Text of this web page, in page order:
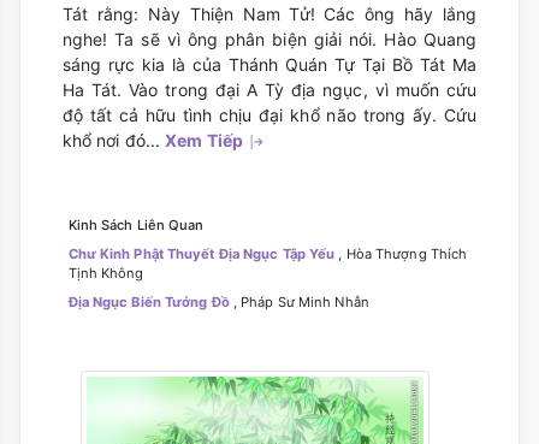
Tát rằng: Này Thiện Nam Tử! Các ông hãy lắng
nghe! Ta sẽ vì ông phân biện giải nói. Hào Quang
sáng rực kia là của Thánh Quán Tự Tại Bồ Tát Ma
Ha Tát. Vào trong đại A Tỳ địa ngục, vì muốn cứu
độ tất cả hữu tình chịu đại khổ não trong ấy. Cứu
khổ nơi đó... Xem Tiếp
Kinh Sách Liên Quan
Chư Kinh Phật Thuyết Địa Ngục Tập Yếu , Hòa Thượng Thích
Tịnh Không
Địa Ngục Biến Tướng Đồ , Pháp Sư Minh Nhẫn